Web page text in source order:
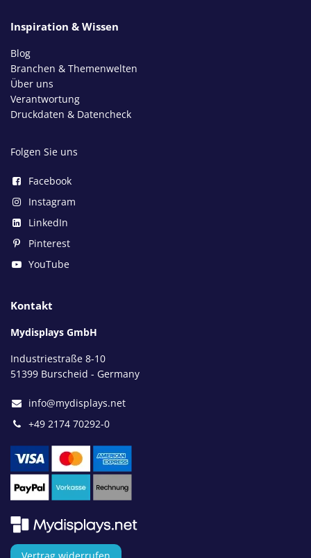
Inspiration & Wissen
Blog
Branchen & Themenwelten
Über uns
Verantwortung
Druckdaten & Datencheck
Folgen Sie uns
Facebook
Instagram
LinkedIn
Pinterest
YouTube
Kontakt
Mydisplays GmbH
Industriestraße 8-10
51399 Burscheid - Germany
info@mydisplays.net
+49 2174 70292-0